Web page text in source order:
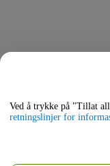
Ved å trykke på "Tillat
retningslinjer for